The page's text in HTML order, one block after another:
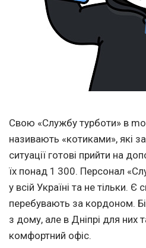
Свою «Службу турботи» в
називають «котиками», які
ситуації готові прийти на
їх понад 1 300. Персонал
у всій Україні та не тільки. Є
перебувають за кордоном.
з дому, але в Дніпрі для
комфортний офіс.